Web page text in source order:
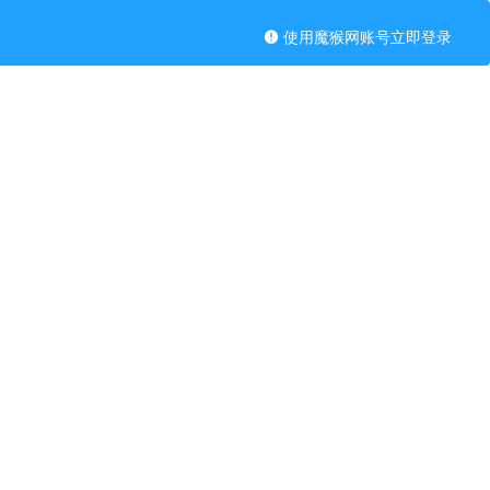
使用魔猴网账号立即登录